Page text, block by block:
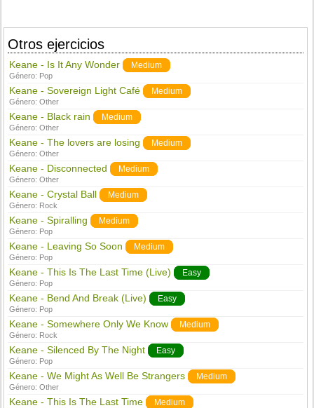
Otros ejercicios
Keane - Is It Any Wonder Medium
Género: Pop
Keane - Sovereign Light Café Medium
Género:Other
Keane - Black rain Medium
Género:Other
Keane - The lovers are losing Medium
Género:Other
Keane - Disconnected Medium
Género:Other
Keane - Crystal Ball Medium
Género: Rock
Keane - Spiralling Medium
Género: Pop
Keane - Leaving So Soon Medium
Género: Pop
Keane - This Is The Last Time (Live) Easy
Género: Pop
Keane - Bend And Break (Live) Easy
Género: Pop
Keane - Somewhere Only We Know Medium
Género: Rock
Keane - Silenced By The Night Easy
Género: Pop
Keane - We Might As Well Be Strangers Medium
Género:Other
Keane - This Is The Last Time Medium